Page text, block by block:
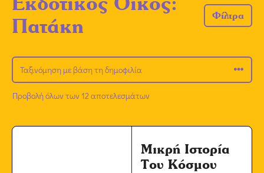
Πατάκη
Φίλτρα
Προβολή όλων των 12 αποτελεσμάτων
Μικρή Ιστορία
Του Κόσμου